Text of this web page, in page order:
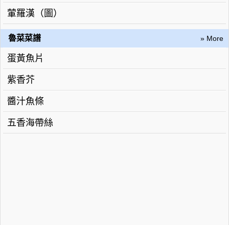
葷羅漢（圖）
魯菜菜譜 » More
蛋黃魚片
紫香芥
醬汁魚條
五香海帶絲